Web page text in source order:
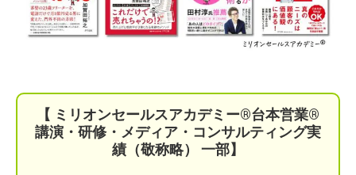
【 ミリオンセールスアカデミー®︎台本営業®︎
講演・研修・メディア・コンサルティング実
績（敬称略） 一部】